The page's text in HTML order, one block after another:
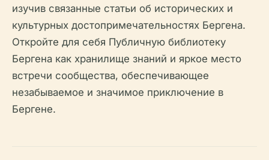
изучив связанные статьи об исторических и
культурных достопримечательностях Бергена.
Откройте для себя Публичную библиотеку
Бергена как хранилище знаний и яркое место
встречи сообщества, обеспечивающее
незабываемое и значимое приключение в
Бергене.